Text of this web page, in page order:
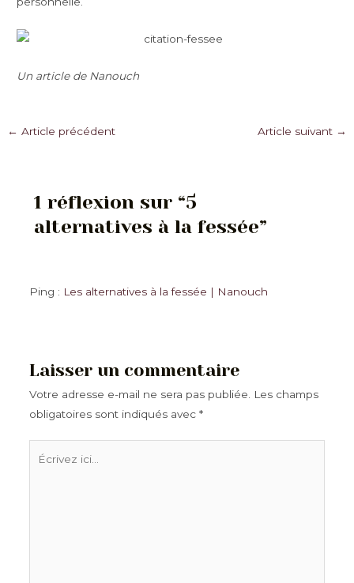
Un article de Nanouch
Navigation
← Article précédent Article suivant →
1 réflexion sur “5
alternatives à la fessée”
Ping : Les alternatives à la fessée | Nanouch
Laisser un commentaire
Votre adresse e-mail ne sera pas publiée.
Les champs
obligatoires sont indiqués avec *